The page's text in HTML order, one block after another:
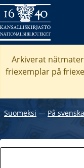
Arkiverat
friexemplar på
Suomeksi ― På svenska